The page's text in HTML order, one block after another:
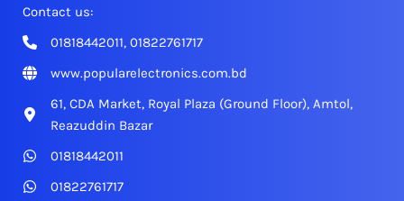
Contact us:
01818442011, 01822761717
www.popularelectronics.com.bd
61, CDA Market, Royal Plaza (Ground Floor), Amtol,
Reazuddin Bazar
01818442011
01822761717